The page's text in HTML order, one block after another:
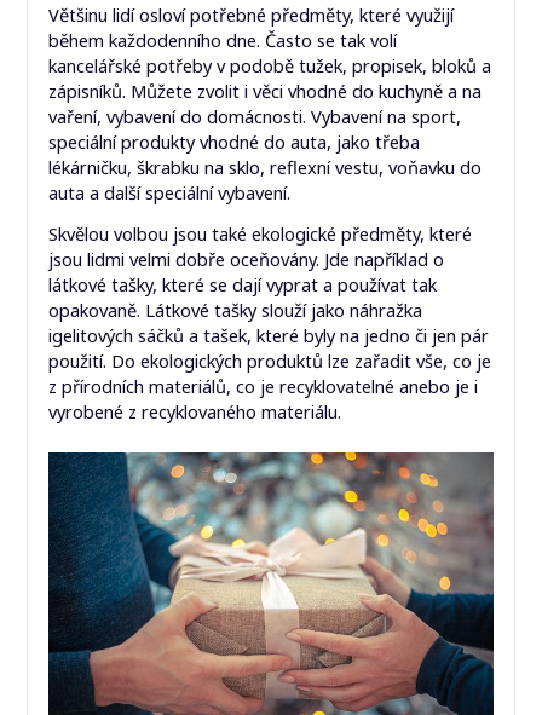
Většinu lidí osloví potřebné předměty, které využijí
během každodenního dne. Často se tak volí
kancelářské potřeby v podobě tužek, propisek, bloků a
zápisníků. Můžete zvolit i věci vhodné do kuchyně a na
vaření, vybavení do domácnosti. Vybavení na sport,
speciální produkty vhodné do auta, jako třeba
lékárničku, škrabku na sklo, reflexní vestu, voňavku do
auta a další speciální vybavení.
Skvělou volbou jsou také ekologické předměty, které
jsou lidmi velmi dobře oceňovány. Jde například o
látkové tašky, které se dají vyprat a používat tak
opakovaně. Látkové tašky slouží jako náhražka
igelitových sáčků a tašek, které byly na jedno či jen pár
použití. Do ekologických produktů lze zařadit vše, co je
z přírodních materiálů, co je recyklovatelné anebo je i
vyrobené z recyklovaného materiálu.